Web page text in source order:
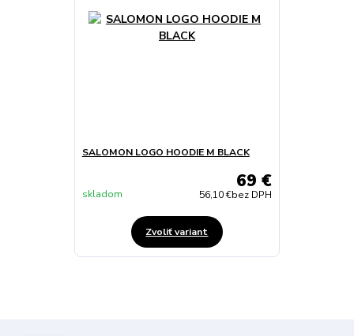
SALOMON LOGO HOODIE M BLACK
69 €
56,10 €bez DPH
skladom
Zvoliť variant